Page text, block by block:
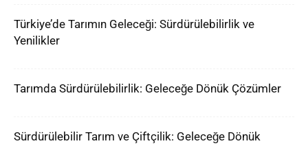
Türkiye’de Tarımın Geleceği: Sürdürülebilirlik ve
Yenilikler
Tarımda Sürdürülebilirlik: Geleceğe Dönük Çözümler
Sürdürülebilir Tarım ve Çiftçilik: Geleceğe Dönük